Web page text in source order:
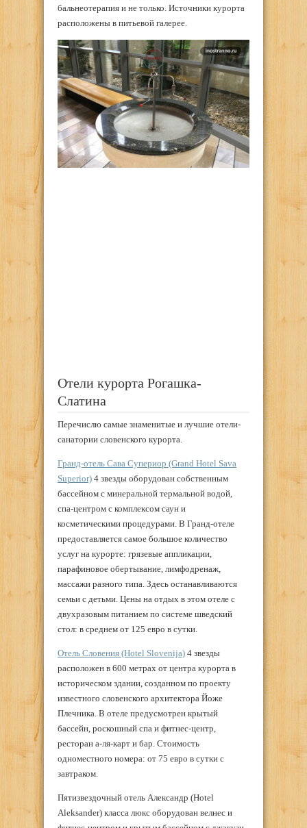
бальнеотерапия и не только. Источники курорта
расположены в питьевой галерее.
Отели курорта Рогашка-
Слатина
Перечислю самые знаменитые и лучшие отели-
санатории словенского курорта.
Гранд-отель Сава Супериор (Grand Hotel Sava
Superior) 4 звезды оборудован собственным
бассейном с минеральной термальной водой,
спа-центром с комплексом саун и
косметическими процедурами. В Гранд-отеле
предоставляется самое большое количество
услуг на курорте: грязевые аппликации,
парафиновое обертывание, лимфодренаж,
массажи разного типа. Здесь останавливаются
семьи с детьми. Цены на отдых в этом отеле с
двухразовым питанием по системе шведский
стол: в среднем от 125 евро в сутки.
Отель Словения (Hotel Slovenija) 4 звезды
расположен в 600 метрах от центра курорта в
историческом здании, созданном по проекту
известного словенского архитектора Йоже
Плечника. В отеле предусмотрен крытый
бассейн, роскошный спа и фитнес-центр,
ресторан а-ля-карт и бар. Стоимость
одноместного номера: от 75 евро в сутки с
завтраком.
Пятизвездочный отель Александр (Hotel
Aleksander) класса люкс оборудован велнес и